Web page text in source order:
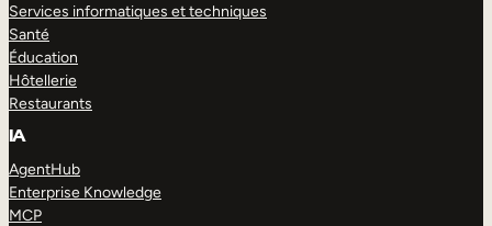
Services informatiques et techniques
Santé
Éducation
Hôtellerie
Restaurants
IA
AgentHub
Enterprise Knowledge
MCP